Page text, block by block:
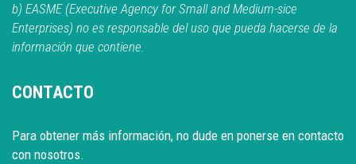
b) EASME (Executive Agency for Small and Medium-sice
Enterprises) no es responsable del uso que pueda hacerse de la
información que contiene.
CONTACTO
Para obtener más información, no dude en ponerse en contacto
con nosotros.